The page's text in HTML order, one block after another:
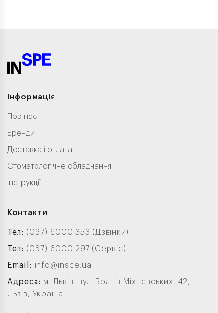
Інформація
Про нас
Бренди
Доставка і оплата
Стоматологічне обладнання
Інструкції
Контакти
Тел: (067) 6000 353 (Дзвінки)
Тел: (067) 6000 297 (Сервіс)
Email: info@inspe.ua
Адреса: м. Львів, вул. Братів Міхновських, 42,
Львів, Україна